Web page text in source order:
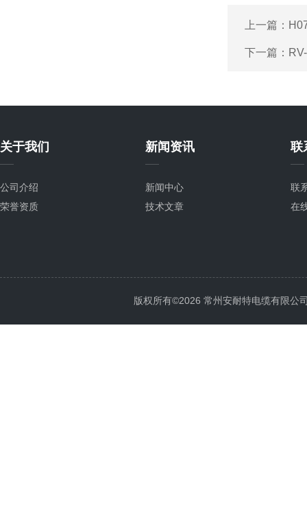
上一篇：
下一篇：
关于我们
公司介绍
荣誉资质
新闻资讯
新闻中心
技术文章
联
联
在
版权所有©2026 常州安耐特电缆有限